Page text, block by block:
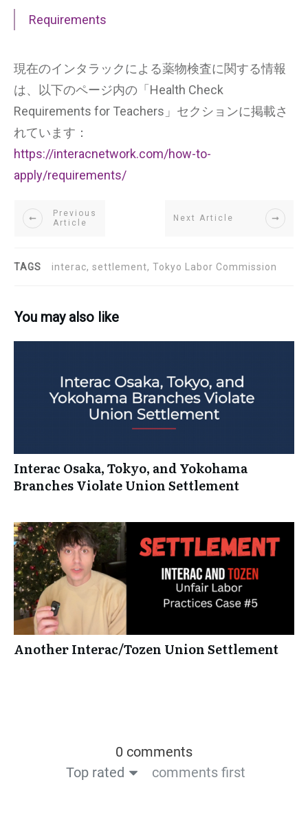
Requirements
現在のインタラックによる薬物検査に関する情報
は、以下のページ内の「Health Check
Requirements for Teachers」セクションに掲載さ
れています：
https://interacnetwork.com/how-to-
apply/requirements/
Previous
Article
Next Article
TAGS interac, settlement, Tokyo Labor Commission
You may also like
Interac Osaka, Tokyo, and Yokohama
Branches Violate Union Settlement
Another Interac/Tozen Union Settlement
0 comments
Top rated
comments first